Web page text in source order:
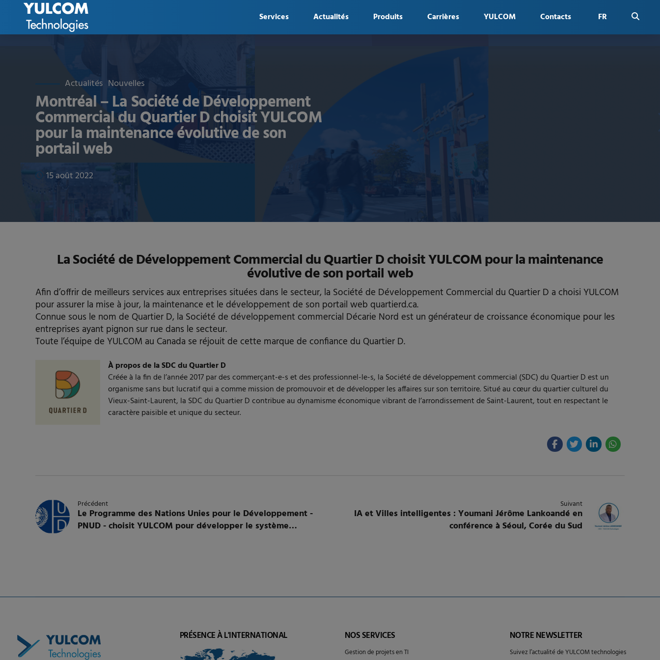
Services Actualités Produits Carrières YULCOM Contacts FR
Actualités Nouvelles
Montréal – La Société de Développement
Commercial du Quartier D choisit YULCOM
pour la maintenance évolutive de son
portail web
15 août 2022
La Société de Développement Commercial du Quartier D choisit YULCOM pour la maintenance
évolutive de son portail web
Afin d’offrir de meilleurs services aux entreprises situées dans le secteur, la Société de Développement Commercial du Quartier D a choisi YULCOM
pour assurer la mise à jour, la maintenance et le développement de son portail web quartierd.ca.
Connue sous le nom de Quartier D, la Société de développement commercial Décarie Nord est un générateur de croissance économique pour les
entreprises ayant pignon sur rue dans le secteur.
Toute l’équipe de YULCOM au Canada se réjouit de cette marque de confiance du Quartier D.
À propos de la SDC du Quartier D
Créée à la fin de l’année 2017 par des commerçant-e-s et des professionnel-le-s, la Société de développement commercial (SDC) du Quartier D est un
organisme sans but lucratif qui a comme mission de promouvoir et de développer les affaires sur son territoire. Situé au cœur du quartier culturel du
Vieux-Saint-Laurent, la SDC du Quartier D contribue au dynamisme économique vibrant de l’arrondissement de Saint-Laurent, tout en respectant le
caractère paisible et unique du secteur.
Précédent
Le Programme des Nations Unies pour le Développement -
PNUD - choisit YULCOM pour développer le système
Suivant
IA et Villes intelligentes : Youmani Jérôme Lankoandé en
conférence à Séoul, Corée du Sud
PRÉSENCE À L'INTERNATIONAL NOS SERVICES
Gestion de projets en TI
NOTRE NEWSLETTER
Suivez l’actualité de YULCOM technologies